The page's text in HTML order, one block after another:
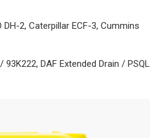
2, Caterpillar ECF-3, Cummins
93K222, DAF Extended Drain / PSQL